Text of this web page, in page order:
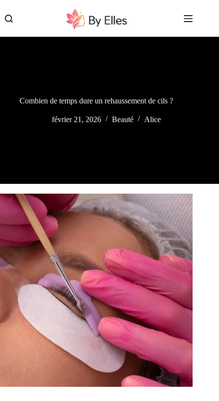
contenu
Combien de temps dure un rehaussement de cils ?
février 21, 2026 Beauté Alice